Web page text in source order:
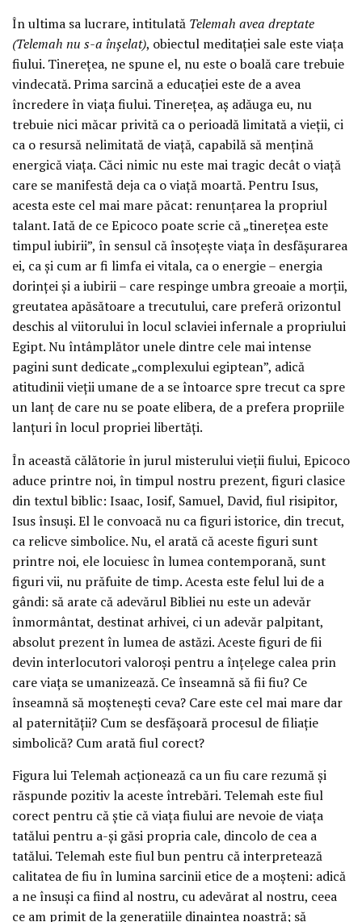
În ultima sa lucrare, intitulată Telemah avea dreptate
(Telemah nu s-a înșelat), obiectul meditației sale este viața
fiului. Tinerețea, ne spune el, nu este o boală care trebuie
vindecată. Prima sarcină a educației este de a avea
încredere în viața fiului. Tinerețea, aș adăuga eu, nu
trebuie nici măcar privită ca o perioadă limitată a vieții, ci
ca o resursă nelimitată de viață, capabilă să mențină
energică viața. Căci nimic nu este mai tragic decât o viață
care se manifestă deja ca o viață moartă. Pentru Isus,
acesta este cel mai mare păcat: renunțarea la propriul
talant. Iată de ce Epicoco poate scrie că „tinerețea este
timpul iubirii”, în sensul că însoțește viața în desfășurarea
ei, ca și cum ar fi limfa ei vitala, ca o energie – energia
dorinței și a iubirii – care respinge umbra greoaie a morții,
greutatea apăsătoare a trecutului, care preferă orizontul
deschis al viitorului în locul sclaviei infernale a propriului
Egipt. Nu întâmplător unele dintre cele mai intense
pagini sunt dedicate „complexului egiptean”, adică
atitudinii vieții umane de a se întoarce spre trecut ca spre
un lanț de care nu se poate elibera, de a prefera propriile
lanțuri în locul propriei libertăți.
În această călătorie în jurul misterului vieții fiului, Epicoco
aduce printre noi, în timpul nostru prezent, figuri clasice
din textul biblic: Isaac, Iosif, Samuel, David, fiul risipitor,
Isus însuși. El le convoacă nu ca figuri istorice, din trecut,
ca relicve simbolice. Nu, el arată că aceste figuri sunt
printre noi, ele locuiesc în lumea contemporană, sunt
figuri vii, nu prăfuite de timp. Acesta este felul lui de a
gândi: să arate că adevărul Bibliei nu este un adevăr
înmormântat, destinat arhivei, ci un adevăr palpitant,
absolut prezent în lumea de astăzi. Aceste figuri de fii
devin interlocutori valoroși pentru a înțelege calea prin
care viața se umanizează. Ce înseamnă să fii fiu? Ce
înseamnă să moștenești ceva? Care este cel mai mare dar
al paternității? Cum se desfășoară procesul de filiație
simbolică? Cum arată fiul corect?
Figura lui Telemah acționează ca un fiu care rezumă și
răspunde pozitiv la aceste întrebări. Telemah este fiul
corect pentru că știe că viața fiului are nevoie de viața
tatălui pentru a-și găsi propria cale, dincolo de cea a
tatălui. Telemah este fiul bun pentru că interpretează
calitatea de fiu în lumina sarcinii etice de a moșteni: adică
a ne însuși ca fiind al nostru, cu adevărat al nostru, ceea
ce am primit de la generațiile dinaintea noastră; să